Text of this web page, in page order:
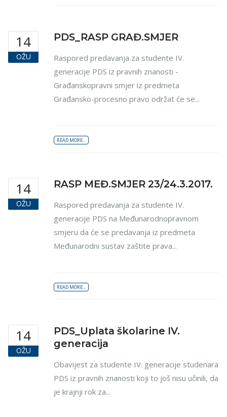
14
OŽU
PDS_RASP GRAĐ.SMJER
Raspored predavanja za studente IV.
generacije PDS iz pravnih znanosti -
Građanskopravni smjer iz predmeta
Građansko-procesno pravo održat će se...
READ MORE...
14
OŽU
RASP MEĐ.SMJER 23/24.3.2017.
Raspored predavanja za studente IV.
generacije PDS na Međunarodnopravnom
smjeru da će se predavanja iz predmeta
Međunarodni sustav zaštite prava...
READ MORE...
14
OŽU
PDS_Uplata školarine IV.
generacija
Obavijest za studente IV. generacije studenara
PDS iz pravnih znanosti koji to još nisu učinili, da
je krajnji rok za...